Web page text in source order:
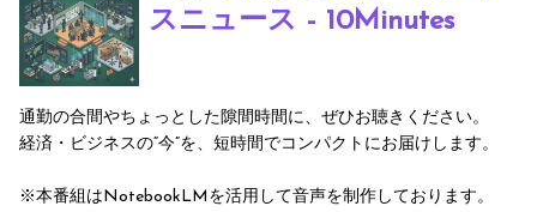
スニュース - 10Minutes
通勤の合間やちょっとした隙間時間に、ぜひお聴きください。
経済・ビジネスの“今”を、短時間でコンパクトにお届けします。
※本番組はNotebookLMを活用して音声を制作しております。